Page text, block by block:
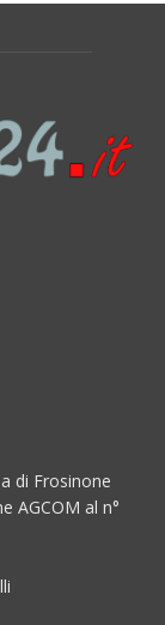
di Frosinone
AGCOM al n°